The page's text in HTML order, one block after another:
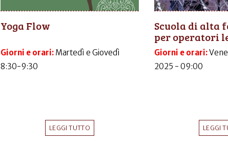
Yoga Flow
Giorni e orari: Martedì e Giovedì
8:30-9:30
LEGGI TUTTO
Scuola di alta
per operatori
Giorni e orari:
2025 - 09:00
LEGGI